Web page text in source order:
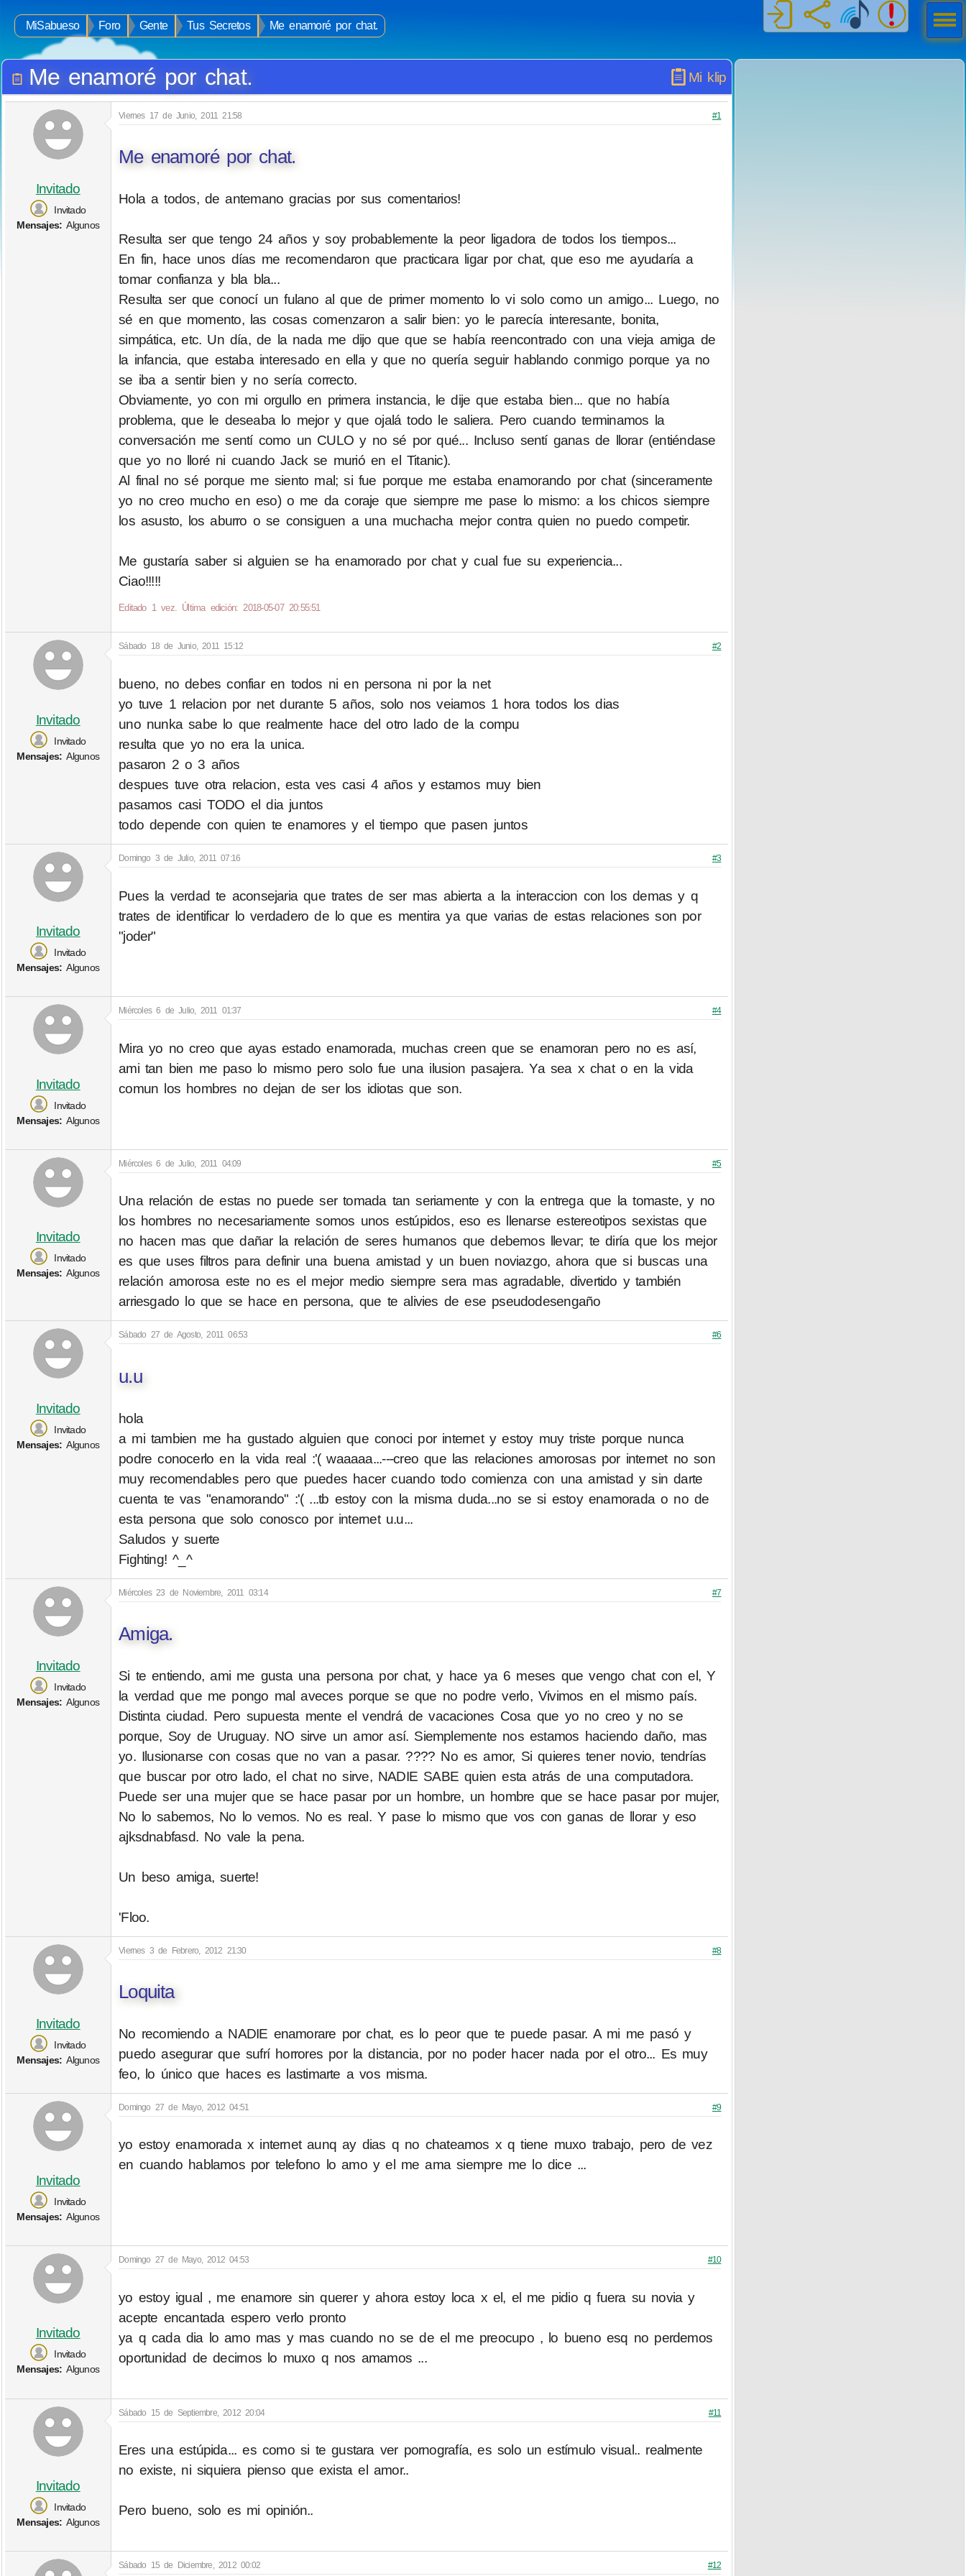
MiSabueso Foro Gente Tus Secretos Me enamoré por chat.
Mi klip
Me enamoré por chat.
Invitado
Invitado
Mensajes: Algunos
Viernes 17 de Junio, 2011 21:58 #1
Me enamoré por chat.
Hola a todos, de antemano gracias por sus comentarios!
Resulta ser que tengo 24 años y soy probablemente la peor ligadora de todos los tiempos...
En fin, hace unos días me recomendaron que practicara ligar por chat, que eso me ayudaría a
tomar confianza y bla bla...
Resulta ser que conocí un fulano al que de primer momento lo vi solo como un amigo... Luego, no
sé en que momento, las cosas comenzaron a salir bien: yo le parecía interesante, bonita,
simpática, etc. Un día, de la nada me dijo que que se había reencontrado con una vieja amiga de
la infancia, que estaba interesado en ella y que no quería seguir hablando conmigo porque ya no
se iba a sentir bien y no sería correcto.
Obviamente, yo con mi orgullo en primera instancia, le dije que estaba bien... que no había
problema, que le deseaba lo mejor y que ojalá todo le saliera. Pero cuando terminamos la
conversación me sentí como un CULO y no sé por qué... Incluso sentí ganas de llorar (entiéndase
que yo no lloré ni cuando Jack se murió en el Titanic).
Al final no sé porque me siento mal; si fue porque me estaba enamorando por chat (sinceramente
yo no creo mucho en eso) o me da coraje que siempre me pase lo mismo: a los chicos siempre
los asusto, los aburro o se consiguen a una muchacha mejor contra quien no puedo competir.
Me gustaría saber si alguien se ha enamorado por chat y cual fue su experiencia...
Ciao!!!!!
Editado 1 vez. Última edición: 2018-05-07 20:55:51
Invitado
Invitado
Mensajes: Algunos
Sábado 18 de Junio, 2011 15:12 #2
bueno, no debes confiar en todos ni en persona ni por la net
yo tuve 1 relacion por net durante 5 años, solo nos veiamos 1 hora todos los dias
uno nunka sabe lo que realmente hace del otro lado de la compu
resulta que yo no era la unica.
pasaron 2 o 3 años
despues tuve otra relacion, esta ves casi 4 años y estamos muy bien
pasamos casi TODO el dia juntos
todo depende con quien te enamores y el tiempo que pasen juntos
Invitado
Invitado
Mensajes: Algunos
Domingo 3 de Julio, 2011 07:16 #3
Pues la verdad te aconsejaria que trates de ser mas abierta a la interaccion con los demas y q
trates de identificar lo verdadero de lo que es mentira ya que varias de estas relaciones son por
"joder"
Invitado
Invitado
Mensajes: Algunos
Miércoles 6 de Julio, 2011 01:37 #4
Mira yo no creo que ayas estado enamorada, muchas creen que se enamoran pero no es así,
ami tan bien me paso lo mismo pero solo fue una ilusion pasajera. Ya sea x chat o en la vida
comun los hombres no dejan de ser los idiotas que son.
Invitado
Invitado
Mensajes: Algunos
Miércoles 6 de Julio, 2011 04:09 #5
Una relación de estas no puede ser tomada tan seriamente y con la entrega que la tomaste, y no
los hombres no necesariamente somos unos estúpidos, eso es llenarse estereotipos sexistas que
no hacen mas que dañar la relación de seres humanos que debemos llevar; te diría que los mejor
es que uses filtros para definir una buena amistad y un buen noviazgo, ahora que si buscas una
relación amorosa este no es el mejor medio siempre sera mas agradable, divertido y también
arriesgado lo que se hace en persona, que te alivies de ese pseudodesengaño
Invitado
Invitado
Mensajes: Algunos
Sábado 27 de Agosto, 2011 06:53 #6
u.u
hola
a mi tambien me ha gustado alguien que conoci por internet y estoy muy triste porque nunca
podre conocerlo en la vida real :'( waaaaa...---creo que las relaciones amorosas por internet no son
muy recomendables pero que puedes hacer cuando todo comienza con una amistad y sin darte
cuenta te vas "enamorando" :'( ...tb estoy con la misma duda...no se si estoy enamorada o no de
esta persona que solo conosco por internet u.u...
Saludos y suerte
Fighting! ^_^
Invitado
Invitado
Mensajes: Algunos
Miércoles 23 de Noviembre, 2011 03:14 #7
Amiga.
Si te entiendo, ami me gusta una persona por chat, y hace ya 6 meses que vengo chat con el, Y
la verdad que me pongo mal aveces porque se que no podre verlo, Vivimos en el mismo país.
Distinta ciudad. Pero supuesta mente el vendrá de vacaciones Cosa que yo no creo y no se
porque, Soy de Uruguay. NO sirve un amor así. Siemplemente nos estamos haciendo daño, mas
yo. Ilusionarse con cosas que no van a pasar. ???? No es amor, Si quieres tener novio, tendrías
que buscar por otro lado, el chat no sirve, NADIE SABE quien esta atrás de una computadora.
Puede ser una mujer que se hace pasar por un hombre, un hombre que se hace pasar por mujer,
No lo sabemos, No lo vemos. No es real. Y pase lo mismo que vos con ganas de llorar y eso
ajksdnabfasd. No vale la pena.
Un beso amiga, suerte!
'Floo.
Invitado
Invitado
Mensajes: Algunos
Viernes 3 de Febrero, 2012 21:30 #8
Loquita
No recomiendo a NADIE enamorare por chat, es lo peor que te puede pasar. A mi me pasó y
puedo asegurar que sufrí horrores por la distancia, por no poder hacer nada por el otro... Es muy
feo, lo único que haces es lastimarte a vos misma.
Invitado
Invitado
Mensajes: Algunos
Domingo 27 de Mayo, 2012 04:51 #9
yo estoy enamorada x internet aunq ay dias q no chateamos x q tiene muxo trabajo, pero de vez
en cuando hablamos por telefono lo amo y el me ama siempre me lo dice ...
Invitado
Invitado
Mensajes: Algunos
Domingo 27 de Mayo, 2012 04:53 #10
yo estoy igual , me enamore sin querer y ahora estoy loca x el, el me pidio q fuera su novia y
acepte encantada espero verlo pronto
ya q cada dia lo amo mas y mas cuando no se de el me preocupo , lo bueno esq no perdemos
oportunidad de decirnos lo muxo q nos amamos ...
Invitado
Invitado
Mensajes: Algunos
Sábado 15 de Septiembre, 2012 20:04 #11
Eres una estúpida... es como si te gustara ver pornografía, es solo un estímulo visual.. realmente
no existe, ni siquiera pienso que exista el amor..
Pero bueno, solo es mi opinión..
Sábado 15 de Diciembre, 2012 00:02 #12
Men
ú